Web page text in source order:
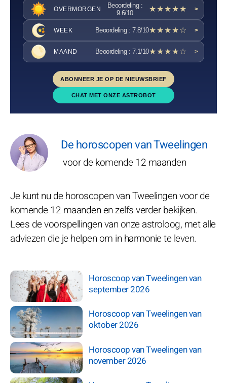
OVERMORGEN
Beoordeling :
9.6/10
★★★★★ >
WEEK Beoordeling : 7.8/10★★★★☆ >
MAAND Beoordeling : 7.1/10★★★★☆ >
ABONNEER JE OP DE NIEUWSBRIEF
CHAT MET ONZE ASTROBOT
De horoscopen van Tweelingen
voor de komende 12 maanden
Je kunt nu de horoscopen van Tweelingen voor de
komende 12 maanden en zelfs verder bekijken.
Lees de voorspellingen van onze astroloog, met alle
adviezen die je helpen om in harmonie te leven.
Horoscoop van Tweelingen van
september 2026
Horoscoop van Tweelingen van
oktober 2026
Horoscoop van Tweelingen van
november 2026